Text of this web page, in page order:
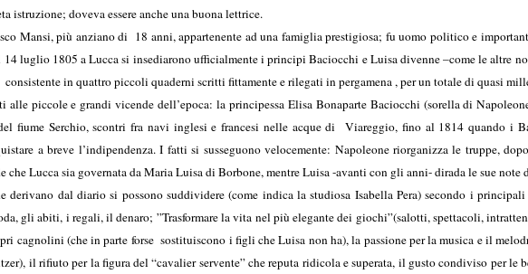
istruzione; doveva essere anche una buona lettrice.
Mansi, più anziano di 18 anni, appartenente ad una famiglia prestigiosa; fu uomo politico e
luglio 1805 a Lucca si insediarono ufficialmente i principi Baciocchi e Luisa divenne –come le altre
consistente in quattro piccoli quaderni scritti fittamente e rilegati in pergamena , per un
alle piccole e grandi vicende dell’epoca: la principessa Elisa Bonaparte Baciocchi (sorella di
fiume Serchio, scontri fra navi inglesi e francesi nelle acque di Viareggio, fino al 1814 quando i
a breve l’indipendenza. I fatti si susseguono velocemente: Napoleone riorganizza le truppe,
che Lucca sia governata da Maria Luisa di Borbone, mentre Luisa -avanti con gli anni- dirada le sue note
derivano dal diario si possono suddividere (come indica la studiosa Isabella Pera) secondo i
gli abiti, i regali, il denaro; ”Trasformare la vita nel più elegante dei giochi”(salotti, spettacoli,
cagnolini (che in parte forse sostituiscono i figli che Luisa non ha), la passione per la musica e il
il rifiuto per la figura del “cavalier servente” che reputa ridicola e superata, il gusto condiviso per